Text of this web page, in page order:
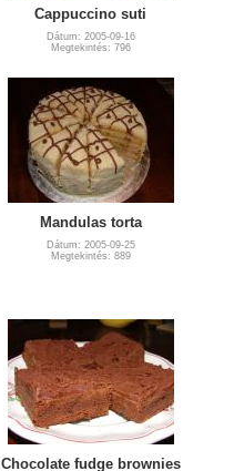
Cappuccino suti
Dátum: 2005-09-16
Megtekintés: 796
Mandulas torta
Dátum: 2005-09-25
Megtekintés: 889
Chocolate fudge brownies